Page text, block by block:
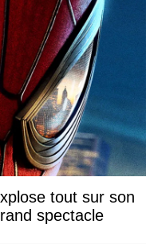
tout sur son
spectacle